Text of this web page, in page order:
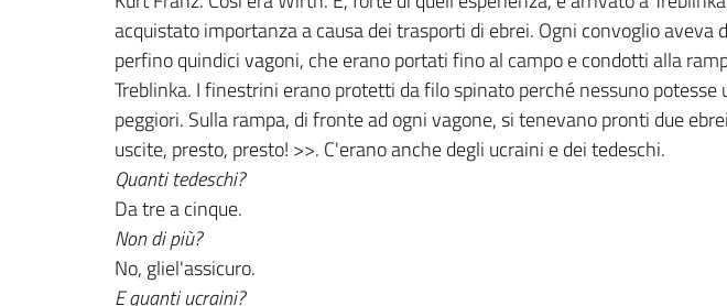
acquistato importanza a causa dei trasporti di ebrei. Ogni convoglio
perfino quindici vagoni, che erano portati fino al campo e condotti alla
Treblinka. I finestrini erano protetti da filo spinato perché nessuno potesse
peggiori. Sulla rampa, di fronte ad ogni vagone, si tenevano pronti due
uscite, presto, presto! >>. C'erano anche degli ucraini e dei tedeschi.
Quanti tedeschi?
Da tre a cinque.
Non di più?
No, gliel'assicuro.
E quanti ucraini?